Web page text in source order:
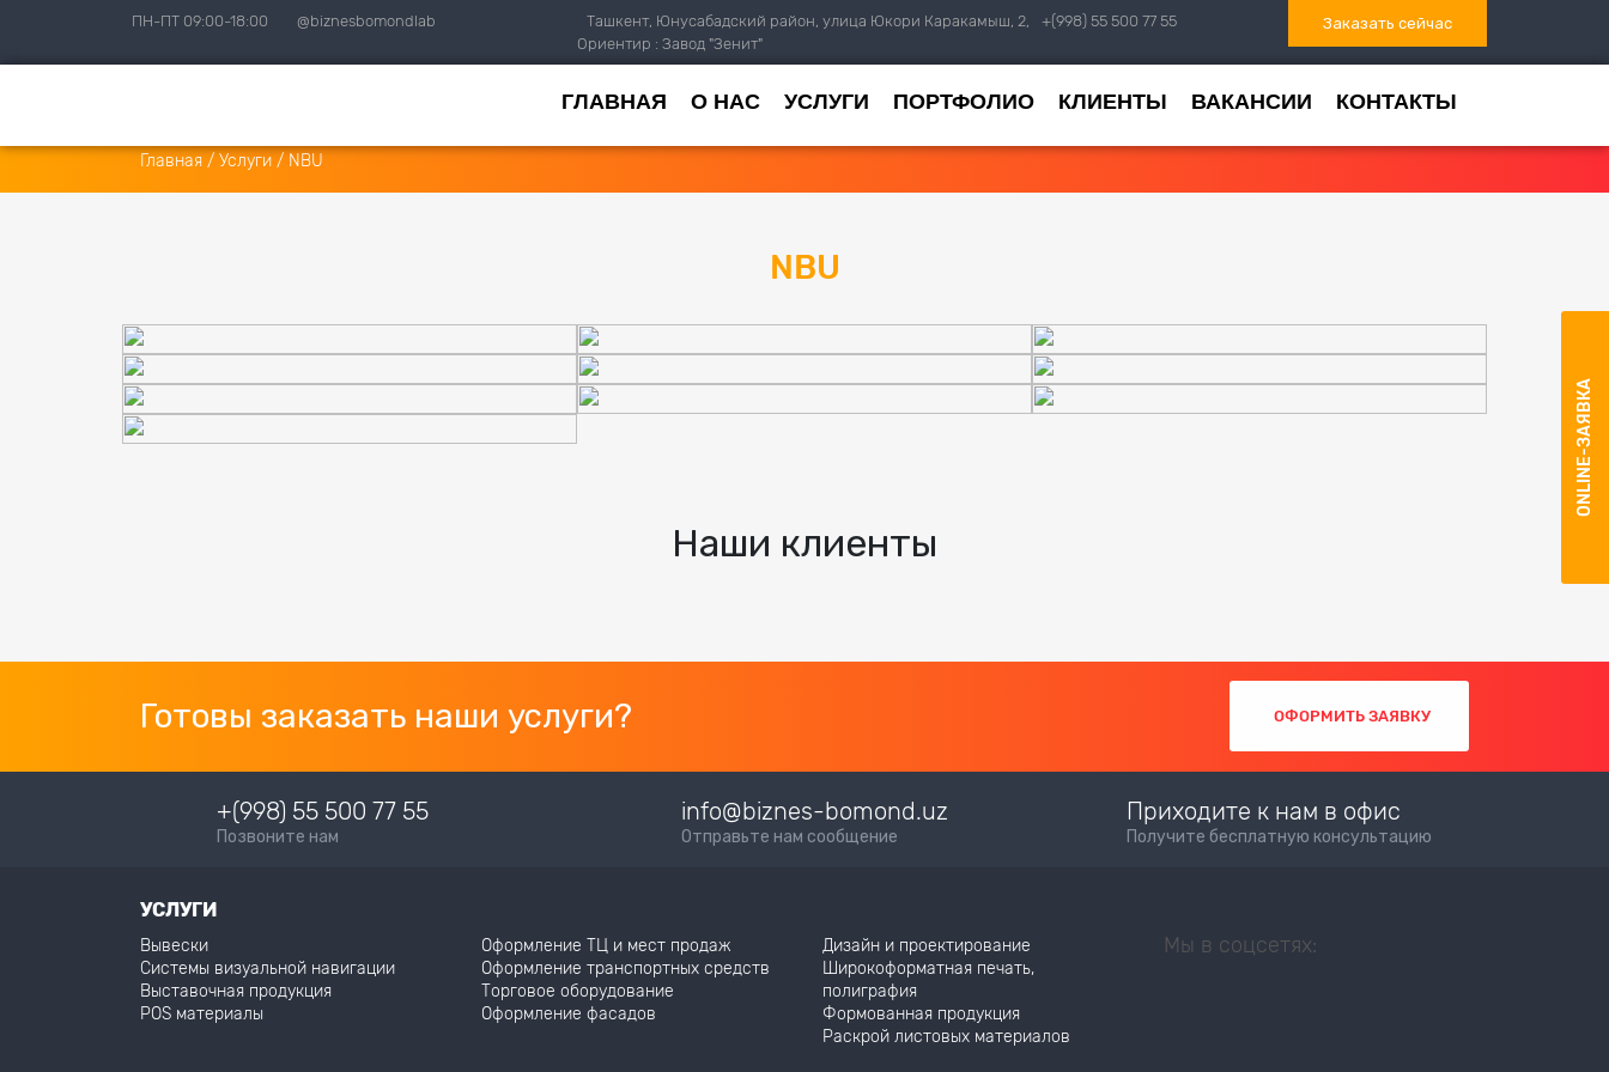
ПН-ПТ 09:00-18:00 @biznesbomondlab
Ташкент, Юнусабадский район, улица Юкори Каракамыш, 2,
Ориентир : Завод "Зенит"
+(998) 55 500 77 55 Заказать сейчас
ГЛАВНАЯ О НАС УСЛУГИ ПОРТФОЛИО КЛИЕНТЫ ВАКАНСИИ КОНТАКТЫ
Главная / Услуги / NBU
NBU
Наши клиенты
Готовы заказать наши услуги? ОФОРМИТЬ ЗАЯВКУ
+(998) 55 500 77 55
Позвоните нам
info@biznes-bomond.uz
Отправьте нам сообщение
Приходите к нам в офис
Получите бесплатную консультацию
УСЛУГИ
Вывески
Системы визуальной навигации
Выставочная продукция
POS материалы
Оформление ТЦ и мест продаж
Оформление транспортных средств
Торговое оборудование
Оформление фасадов
Дизайн и проектирование
Широкоформатная печать,
полиграфия
Формованная продукция
Раскрой листовых материалов
Мы в соцсетях:
ONLINE-ЗАЯВКА